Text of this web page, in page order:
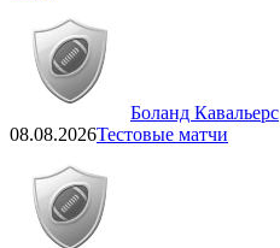
Боланд Кавальерс
08.08.2026Тестовые матчи